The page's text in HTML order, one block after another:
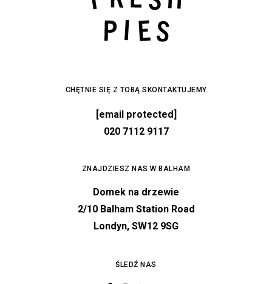
CHĘTNIE SIĘ Z TOBĄ SKONTAKTUJEMY
[email protected]
020 7112 9117
ZNAJDZIESZ NAS W BALHAM
Domek na drzewie
2/10 Balham Station Road
Londyn, SW12 9SG
ŚLEDŹ NAS